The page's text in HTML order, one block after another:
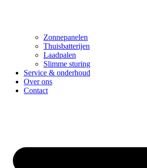
Zonnepanelen
Thuisbatterijen
Laadpalen
Slimme sturing
Service & onderhoud
Over ons
Contact